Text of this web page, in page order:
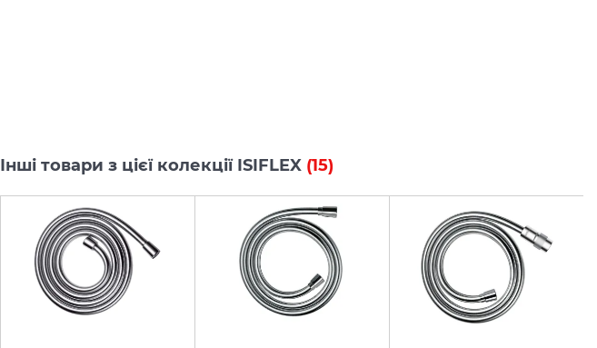
Інші товари з цієї колекції ISIFLEX (15)